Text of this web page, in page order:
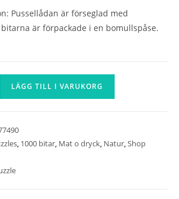
Pussellådan är förseglad med
är förpackade i en bomullspåse.
LÄGG TILL I VARUKORG
, 1000 bitar, Mat o dryck, Natur,Shop